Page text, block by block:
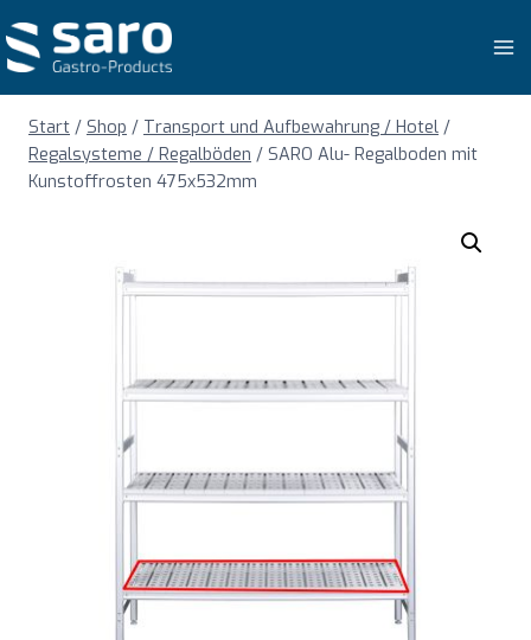
Inhalt
springen
Start / Shop / Transport und Aufbewahrung / Hotel /
Regalsysteme / Regalböden / SARO Alu- Regalboden mit
Kunstoffrosten 475x532mm